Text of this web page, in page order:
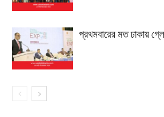
প্রথমবারের মত ঢাকায়